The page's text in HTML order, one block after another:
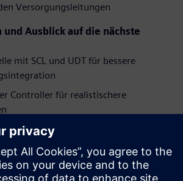
Versorgungsleitungen
und Ausblick auf die nächste
mit SCL und UDT für bessere
Controller für realistischere
Transportsystemen (AGVs)
in Process Simulate Human für